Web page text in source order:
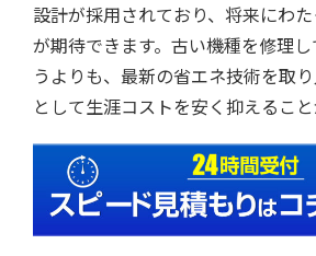
設計が採用されており、将来にわ
が期待できます。古い機種を修理
うよりも、最新の省エネ技術を取
として生涯コストを安く抑えること